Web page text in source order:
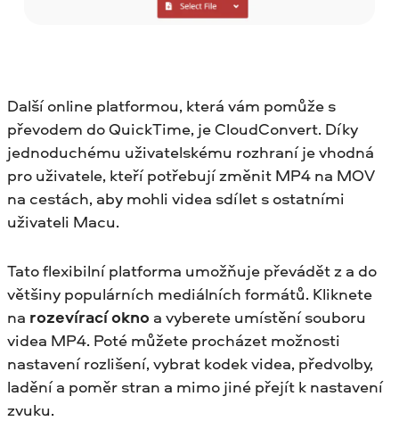
Další online platformou, která vám pomůže s
převodem do QuickTime, je CloudConvert. Díky
jednoduchému uživatelskému rozhraní je vhodná
pro uživatele, kteří potřebují změnit MP4 na MOV
na cestách, aby mohli videa sdílet s ostatními
uživateli Macu.
Tato flexibilní platforma umožňuje převádět z a do
většiny populárních mediálních formátů. Kliknete
na rozevírací okno a vyberete umístění souboru
videa MP4. Poté můžete procházet možnosti
nastavení rozlišení, vybrat kodek videa, předvolby,
ladění a poměr stran a mimo jiné přejít k nastavení
zvuku.